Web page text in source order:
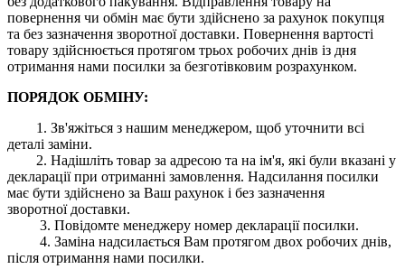
повернення чи обмін має бути здійснено за рахунок покупця
та без зазначення зворотної доставки. Повернення вартості
товару здійснюється протягом трьох робочих днів із дня
отримання нами посилки за безготівковим розрахунком.
ПОРЯДОК ОБМІНУ:
1. Зв'яжіться з нашим менеджером, щоб уточнити всі
деталі заміни.
2. Надішліть товар за адресою та на ім'я, які були вказані у
декларації при отриманні замовлення. Надсилання посилки
має бути здійснено за Ваш рахунок і без зазначення
зворотної доставки.
3. Повідомте менеджеру номер декларації посилки.
4. Заміна надсилається Вам протягом двох робочих днів,
після отримання нами посилки.